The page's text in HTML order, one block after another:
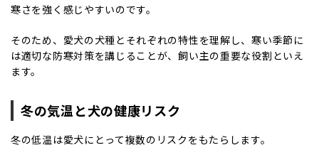
寒さを強く感じやすいのです。
そのため、愛犬の犬種とそれぞれの特性を理解し、寒い季節に
は適切な防寒対策を講じることが、飼い主の重要な役割といえ
ます。
冬の気温と犬の健康リスク
冬の低温は愛犬にとって複数のリスクをもたらします。